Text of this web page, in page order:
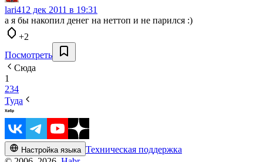
lari412 дек 2011 в 19:31
а я бы накопил денег на неттоп и не парился :)
+2
Посмотреть
Сюда
1
234
Туда
Настройка языка Техническая поддержка